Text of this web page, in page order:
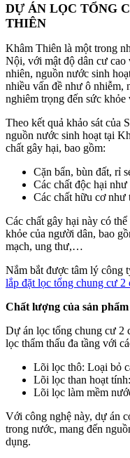
DỰ ÁN LỌC TỔNG
THIÊN
Khâm Thiên là một trong
Nội, với mật độ dân cư cao
nhiên, nguồn nước sinh
nhiều vấn đề như ô
nghiêm trọng đến sức
Theo kết quả khảo sát của
nguồn nước sinh hoạt tại
chất gây hại, bao gồm:
Cặn bẩn, bùn đất, rỉ
Các chất độc hại
Các chất hữu cơ
Các chất gây hại này có
khỏe của người dân, bao
mạch, ung thư,…
Nắm bắt được tâm lý công
lắp đặt lọc tổng chung cư
Chất lượng của sản
Dự án lọc tổng chung cư 2
lọc thẩm thấu đa tầng với
Lõi lọc thô: Loại bỏ
Lõi lọc than hoạt
Lõi lọc làm mềm
Với công nghệ này, dự án
trong nước, mang đến
dụng.